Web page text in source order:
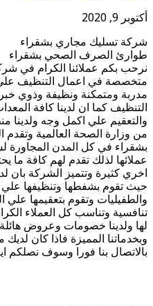
أكتوبر 9, 2020
شركة تسليك مجاري بشقراء
طوارئ الصرف الصحي بشقراء
نرحب بكم عملائنا الكرام في
متخصصة في اعمال التنظيف
مدربة ومتمكنة ونظيفة وذوي
التنظيف كما ان لدينا كافة
والتعقيم علي اكمل وجه
من وزارة الصحة العالمية
بشقراء في كل المدن
عملائها لذلك تقدم لهم كافة ما
اخري كثيرة وتتميز الشركة بان
حيث تقوم بشفطها وتنظيفها
والطفيليات وتقوم بتعقيمها علي
تنافسية وتناسب كل العملاء
لها ولدينا خصومات وعروض هائلة
وبخدماتنا المميزة فاذا كان
بالاتصال بنا فورا وسوف نصلكم